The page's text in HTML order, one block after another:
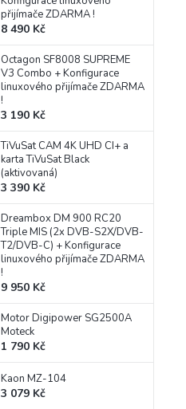
přijímače ZDARMA !
8 490 Kč
Octagon SF8008 SUPREME
V3 Combo + Konfigurace
linuxového přijímače ZDARMA
!
3 190 Kč
TiVuSat CAM 4K UHD CI+ a
karta TiVuSat Black
(aktivovaná)
3 390 Kč
Dreambox DM 900 RC20
Triple MIS (2x DVB-S2X/DVB-
T2/DVB-C) + Konfigurace
linuxového přijímače ZDARMA
!
9 950 Kč
Motor Digipower SG2500A
Moteck
1 790 Kč
Kaon MZ-104
3 079 Kč